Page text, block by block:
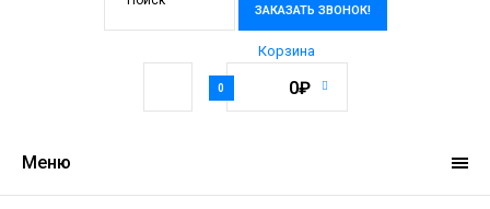
ЗАКАЗАТЬ ЗВОНОК!
Корзина
0 0₽
Меню